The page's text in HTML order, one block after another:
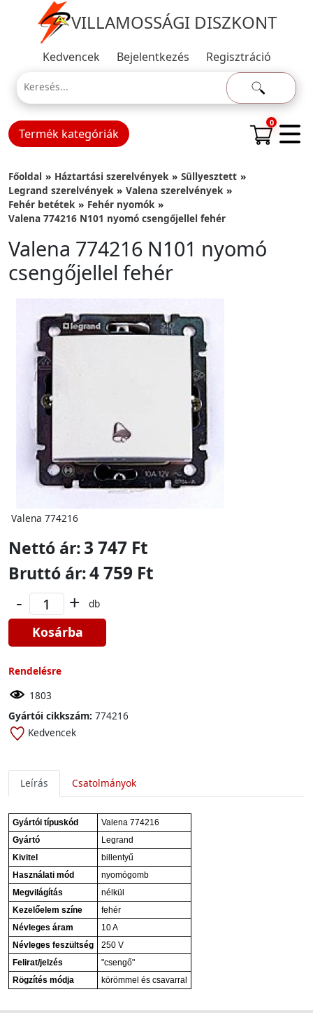
VILLAMOSSÁGI DISZKONT
Kedvencek Bejelentkezés Regisztráció
Termék kategóriák
0
Főoldal Háztartási szerelvények
Süllyesztett
Legrand szerelvények
Valena szerelvények
Fehér betétek
Fehér nyomók
Valena 774216 N101 nyomó csengőjellel fehér
Valena 774216 N101 nyomó
csengőjellel fehér
Valena 774216
Nettó ár:3 747 Ft
Bruttó ár:4 759 Ft
- + db
Kosárba
Rendelésre
1803
Gyártói cikkszám: 774216
Kedvencek
Leírás Csatolmányok
Gyártói típuskód
Valena 774216
Gyártó
Legrand
Kivitel
billentyű
Használati mód
nyomógomb
Megvilágítás
nélkül
Kezelőelem színe
fehér
Névleges áram
10 A
Névleges feszültség
250 V
Felirat/jelzés
"csengő"
Rögzítés módja
körömmel és csavarral